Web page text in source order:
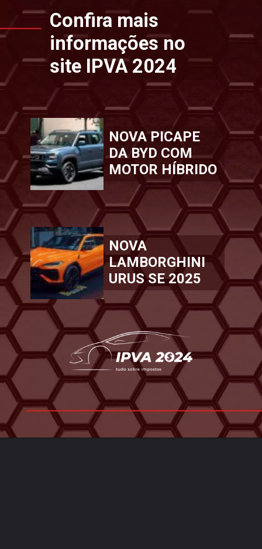
NOVA PICAPE
DA BYD COM
MOTOR HÍBRIDO
NOVA
LAMBORGHINI
URUS SE 2025
Confira mais
informações no
site IPVA 2024